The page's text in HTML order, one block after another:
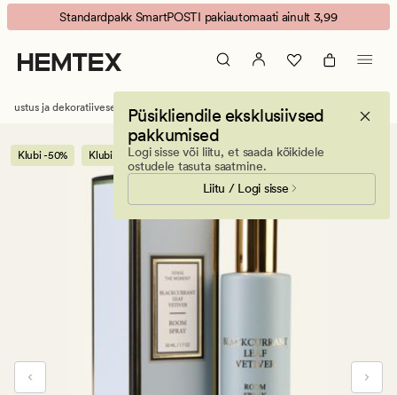
Blackcurrant
leaf
vetiver
pihustatav
hele
Animated
banner.
Press
ESCAPE
Standardpakk SmartPOSTI pakiautomaati ainult 3,99
Püsikliendile eksklusiivsed
pakkumised
Logi sisse või liitu, et saada kõikidele
ostudele tasuta saatmine.
Liitu / Logi sisse
Sisustus ja dekoratiivesemed Küünlad ja lõhnaküünlad Ruumilõhnastajad
Klubi -50% Klubi:võta 3 maksa 2